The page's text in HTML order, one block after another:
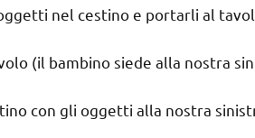
nel cestino e portarli al
(il bambino siede alla nostra
con gli oggetti alla nostra